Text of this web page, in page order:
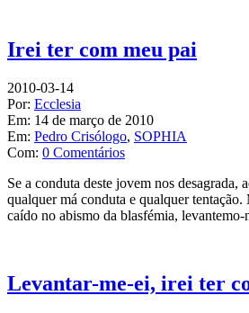
Irei ter com meu pai
2010-03-14
Por: Ecclesia
Em: 14 de março de 2010
Em: Pedro Crisólogo, SOPHIA
Com: 0 Comentários
Se a conduta deste jovem nos
qualquer má conduta e qualquer
caído no abismo da blasfémia,
Levantar-me-ei, irei ter